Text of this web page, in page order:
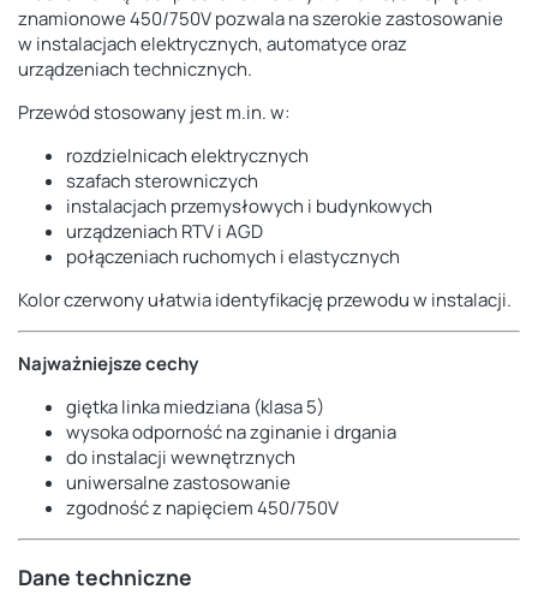
znamionowe 450/750V pozwala na szerokie zastosowanie
w instalacjach elektrycznych, automatyce oraz
urządzeniach technicznych.
Przewód stosowany jest m.in. w:
rozdzielnicach elektrycznych
szafach sterowniczych
instalacjach przemysłowych i budynkowych
urządzeniach RTV i AGD
połączeniach ruchomych i elastycznych
Kolor czerwony ułatwia identyfikację przewodu w instalacji.
Najważniejsze cechy
giętka linka miedziana (klasa 5)
wysoka odporność na zginanie i drgania
do instalacji wewnętrznych
uniwersalne zastosowanie
zgodność z napięciem 450/750V
Dane techniczne